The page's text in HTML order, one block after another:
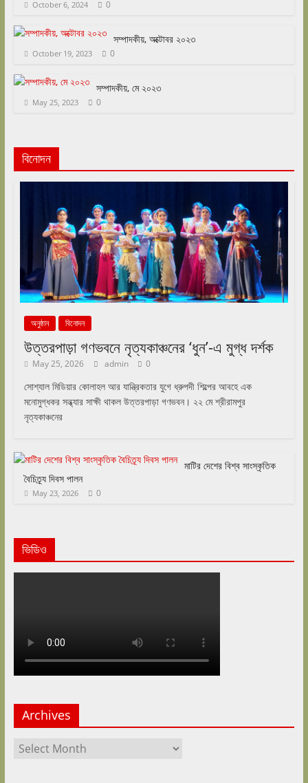
October 6, 2024 0
সম্পাদকীয়, অক্টোবর ২০২৩
October 19, 2023 0
সম্পাদকীয়, মে ২০২৩
May 25, 2023 0
বিনোদন
অনুষ্ঠান বিনোদন
উত্তরপাড়া গণভবনে নৃত্যকাঞ্চনের ‘ধুন’-এ মুগ্ধ দর্শক
May 25, 2026 admin 0
সোশ্যাল মিডিয়ার কোলাহল আর যান্ত্রিকতার যুগে ধ্রুপদী শিল্পের আবহে এক
মনোমুগ্ধকর সন্ধ্যার সাক্ষী থাকল উত্তরপাড়া গণভবন। ২২ মে শ্রীরামপুর
নৃত্যকাঞ্চনের
মাটির দেশের বিশ্ব সাংস্কৃতিক
বৈচিত্র্য দিবস পালন
May 23, 2026 0
ভিডিও
Archives
Archives